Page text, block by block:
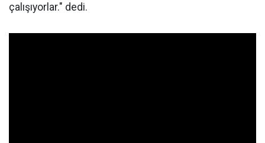
çalışıyorlar." dedi.